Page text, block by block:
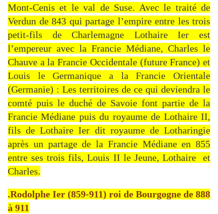
Mont-Cenis et le val de Suse. Avec le traité de
Verdun de 843 qui partage l’empire entre les trois
petit-fils de Charlemagne Lothaire Ier est
l’empereur avec la Francie Médiane, Charles le
Chauve a la Francie Occidentale (future France) et
Louis le Germanique a la Francie Orientale
(Germanie) : Les territoires de ce qui deviendra le
comté puis le duché de Savoie font partie de la
Francie Médiane puis du royaume de Lothaire II,
fils de Lothaire Ier dit royaume de Lotharingie
après un partage de la Francie Médiane en 855
entre ses trois fils, Louis II le Jeune, Lothaire et
Charles.
.Rodolphe Ier (859-911) roi de Bourgogne de 888
à 911